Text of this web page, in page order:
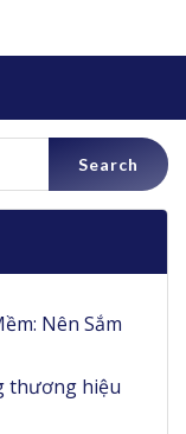
Nên Sắm
thương hiệu